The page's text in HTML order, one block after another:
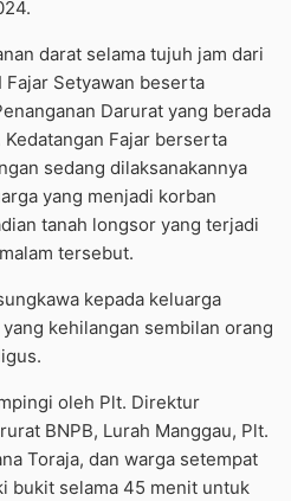
darat selama tujuh jam dari
Fajar Setyawan beserta
Darurat yang berada
Fajar berserta
sedang dilaksanakannya
yang menjadi korban
tanah longsor yang terjadi
tersebut.
kepada keluarga
kehilangan sembilan orang
oleh Plt. Direktur
BNPB, Lurah Manggau, Plt.
Toraja, dan warga setempat
bukit selama 45 menit untuk